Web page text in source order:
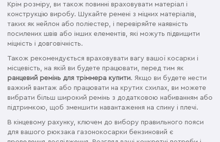
Крім розміру, ви також повинні враховувати матеріал і
конструкцію виробу. Шукайте ремені з міцних матеріалів,
таких як нейлон або поліестер, і перевіряйте наявність
посилених швів або інших елементів, які можуть підвищити
міцність і довговічність.
Також рекомендується враховувати вагу вашої косарки і
місцевість, на якій ви будете працювати, перед тим як
ранцевий ремінь для тріммера купити. Якщо ви будете нести
важкий вантаж або працювати на крутих схилах, ви можете
вибрати більш широкий ремінь з додатковою набиванням або
підтримкою, щоб зменшити навантаження на спину і плечі.
В кінцевому рахунку, ключем до вибору правильного пояси
для вашого рюкзака газонокосарки бензиновий є